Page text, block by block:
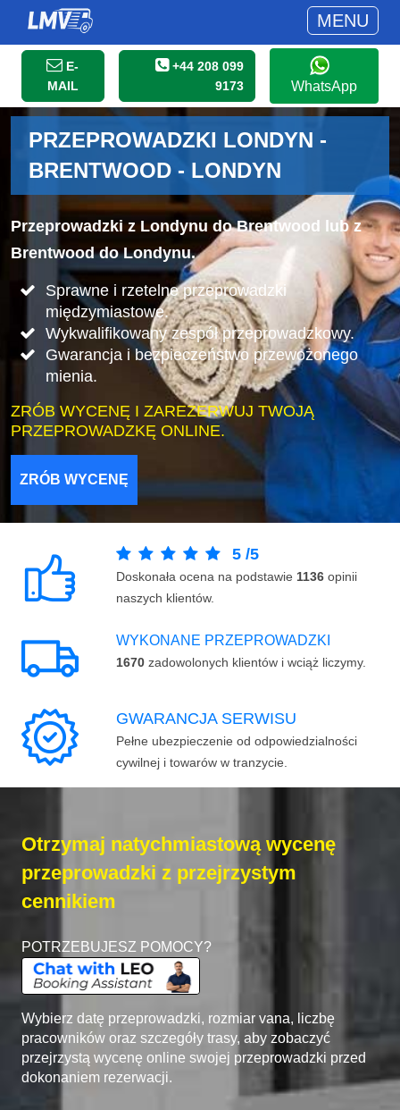
MENU
E-
MAIL
+44 208 099
9173
WhatsApp
PRZEPROWADZKI LONDYN -
BRENTWOOD - LONDYN
Przeprowadzki z Londynu do Brentwood lub z
Brentwood do Londynu.
Sprawne i rzetelne przeprowadzki
międzymiastowe.
Wykwalifikowany zespół przeprowadzkowy.
Gwarancja i bezpieczeństwo przewożonego
mienia.
ZRÓB WYCENĘ I ZAREZERWUJ TWOJĄ
PRZEPROWADZKĘ ONLINE.
ZRÓB WYCENĘ
5 /5
Doskonała ocena na podstawie 1136 opinii
naszych klientów.
WYKONANE PRZEPROWADZKI
1670 zadowolonych klientów i wciąż liczymy.
GWARANCJA SERWISU
Pełne ubezpieczenie od odpowiedzialności
cywilnej i towarów w tranzycie.
Otrzymaj natychmiastową wycenę
przeprowadzki z przejrzystym
cennikiem
POTRZEBUJESZ POMOCY?
Wybierz datę przeprowadzki, rozmiar vana, liczbę
pracowników oraz szczegóły trasy, aby zobaczyć
przejrzystą wycenę online swojej przeprowadzki przed
dokonaniem rezerwacji.